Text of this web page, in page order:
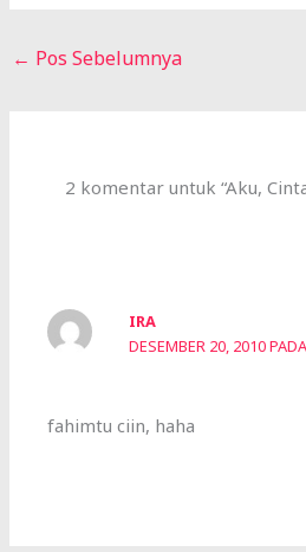
← Pos Sebelumnya
2 komentar untuk “Aku,
IRA
DESEMBER 20, 2010
fahimtu ciin, haha